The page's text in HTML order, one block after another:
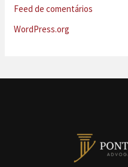
Feed de comentários
WordPress.org